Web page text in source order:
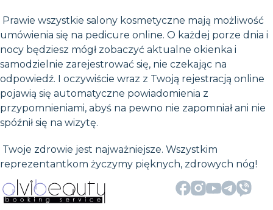
Prawie wszystkie salony kosmetyczne mają możliwość
umówienia się na pedicure online. O każdej porze dnia i
nocy będziesz mógł zobaczyć aktualne okienka i
samodzielnie zarejestrować się, nie czekając na
odpowiedź. I oczywiście wraz z Twoją rejestracją online
pojawią się automatyczne powiadomienia z
przypomnieniami, abyś na pewno nie zapomniał ani nie
spóźnił się na wizytę.
Twoje zdrowie jest najważniejsze. Wszystkim
reprezentantkom życzymy pięknych, zdrowych nóg!